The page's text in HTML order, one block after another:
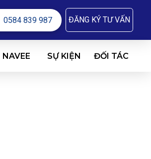
0584 839 987 ĐĂNG KÝ TƯ VẤN
NAVEE SỰ KIỆN ĐỐI TÁC